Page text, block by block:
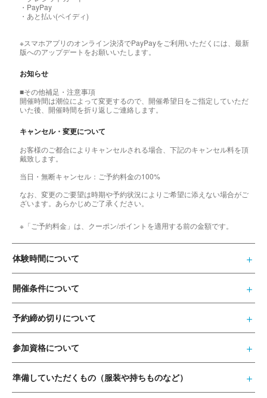
・PayPay
・あと払い(ペイディ)
※スマホアプリのオンライン決済でPayPayをご利用いただくには、最新
版へのアップデートをお願いいたします。
お知らせ
■その他補足・注意事項
開催時間は潮位によって変更するので、開催希望日をご指定していただ
いた後、開催時間を折り返しご連絡します。
キャンセル・変更について
お客様のご都合によりキャンセルされる場合、下記のキャンセル料を頂
戴致します。
当日・無断キャンセル：ご予約料金の100%
なお、変更のご要望は時期や予約状況によりご希望に添えない場合がご
ざいます。あらかじめご了承ください。
※「ご予約料金」は、クーポン/ポイントを適用する前の金額です。
体験時間について
開催条件について
予約締め切りについて
参加資格について
準備していただくもの（服装や持ちものなど）